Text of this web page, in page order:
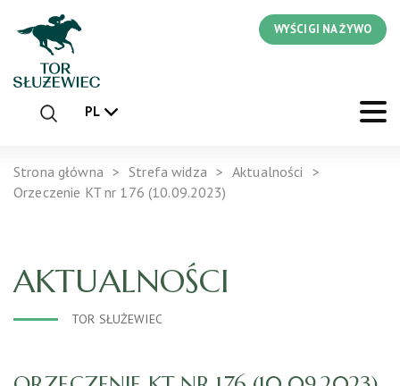
WYŚCIGI NA ŻYWO
PL
Strona główna Strefa widza
Aktualności
Orzeczenie KT nr 176 (10.09.2023)
AKTUALNOŚCI
TOR SŁUŻEWIEC